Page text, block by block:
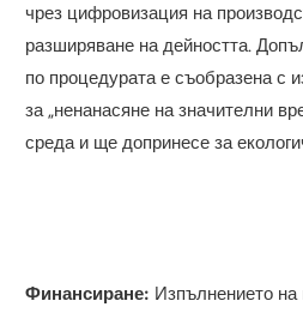
чрез цифровизация на
разширяване на дейността.
по процедурата е съобразена с
за „ненанасяне на значителни
среда и ще допринесе за
Финансиране: Изпълнението